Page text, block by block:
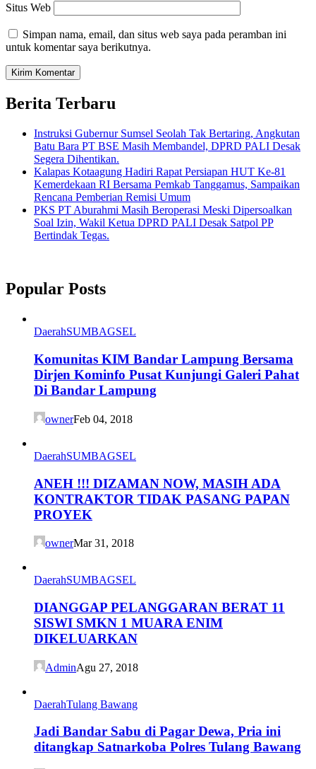
Situs Web
Simpan nama, email, dan situs web saya pada peramban ini
untuk komentar saya berikutnya.
Berita Terbaru
Instruksi Gubernur Sumsel Seolah Tak Bertaring, Angkutan
Batu Bara PT BSE Masih Membandel, DPRD PALI Desak
Segera Dihentikan.
Kalapas Kotaagung Hadiri Rapat Persiapan HUT Ke-81
Kemerdekaan RI Bersama Pemkab Tanggamus, Sampaikan
Rencana Pemberian Remisi Umum
PKS PT Aburahmi Masih Beroperasi Meski Dipersoalkan
Soal Izin, Wakil Ketua DPRD PALI Desak Satpol PP
Bertindak Tegas.
Popular Posts
DaerahSUMBAGSEL
Komunitas KIM Bandar Lampung Bersama
Dirjen Kominfo Pusat Kunjungi Galeri Pahat
Di Bandar Lampung
ownerFeb 04, 2018
DaerahSUMBAGSEL
ANEH !!! DIZAMAN NOW, MASIH ADA
KONTRAKTOR TIDAK PASANG PAPAN
PROYEK
ownerMar 31, 2018
DaerahSUMBAGSEL
DIANGGAP PELANGGARAN BERAT 11
SISWI SMKN 1 MUARA ENIM
DIKELUARKAN
AdminAgu 27, 2018
DaerahTulang Bawang
Jadi Bandar Sabu di Pagar Dewa, Pria ini
ditangkap Satnarkoba Polres Tulang Bawang